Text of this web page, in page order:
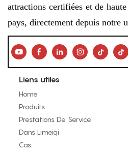
attractions certifiées et de
pays, directement depuis notre
Liens utiles
Home
Produits
Prestations De Service
Dans Limeiqi
Cas